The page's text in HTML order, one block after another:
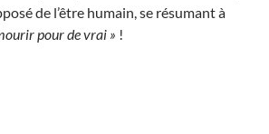
de l’être humain, se résumant à
pour de vrai » !